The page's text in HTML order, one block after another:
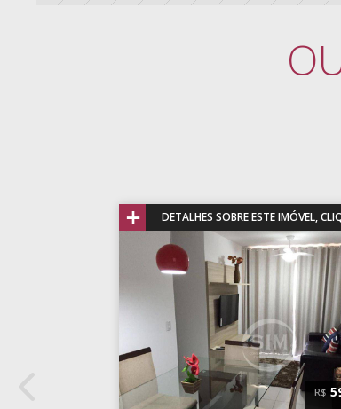
+ DETALHES SOBRE ESTE IMÓVEL,
R$